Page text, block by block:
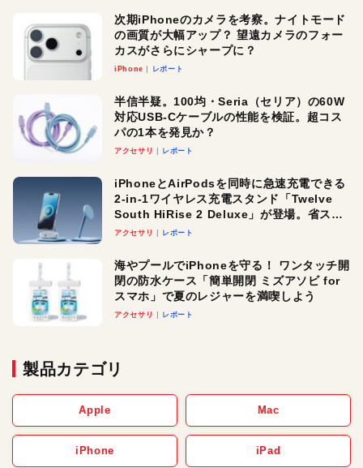
次期iPhoneのカメラを考察。ナイトモード
の画質が大幅アップ？ 望遠カメラのフォー
カスがさらにシャープに？
iPhone レポート
半信半疑。100均・Seria（セリア）の60W
対応USB-Cケーブルの性能を検証。超コス
パの1本を発見か？
アクセサリ レポート
iPhoneとAirPodsを同時に急速充電できる
2-in-1ワイヤレス充電スタンド「Twelve
South HiRise 2 Deluxe」が登場。省スペ
ースでおしゃれに充電したい人にオスス
アクセサリ レポート
海やプールでiPhoneを守る！ ワンタッチ開
閉の防水ケース「簡単開閉 ミズアソビ for
スマホ」で夏のレジャーを満喫しよう
アクセサリ レポート
製品カテゴリ
Apple Mac
iPhone iPad